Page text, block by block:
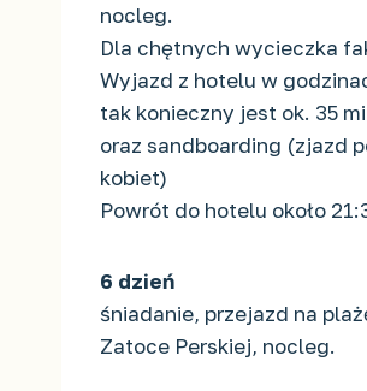
nocleg.
Dla chętnych wycieczka
Wyjazd z hotelu w
tak konieczny jest ok. 35
oraz sandboarding (zjazd
kobiet)
Powrót do hotelu około
6 dzień
śniadanie, przejazd na
Zatoce Perskiej, nocleg.